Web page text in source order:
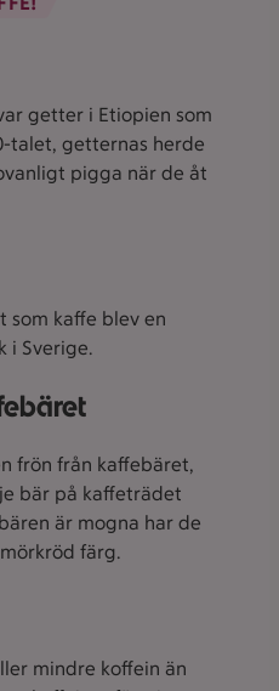
getter i Etiopien som
talet, getternas herde
pigga när de åt
som kaffe blev en
i Sverige.
frön från kaffebäret,
bär på kaffeträdet
är mogna har de
färg.
mindre koffein än